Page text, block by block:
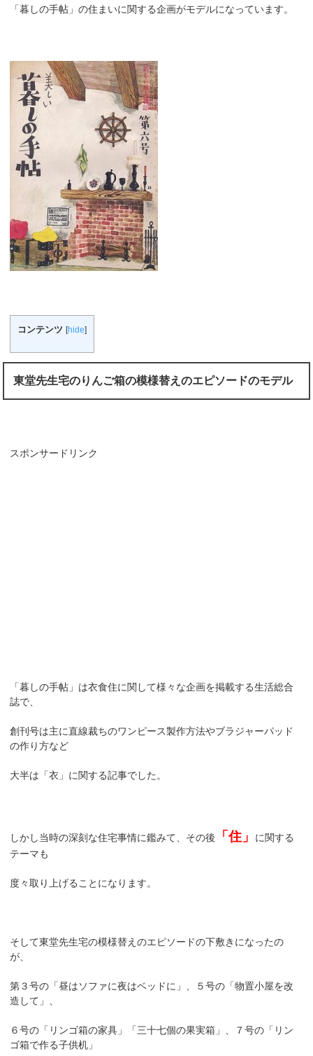
「暮しの手帖」の住まいに関する企画がモデルになっています。
コンテンツ [hide]
東堂先生宅のりんご箱の模様替えのエピソードのモデル
スポンサードリンク
「暮しの手帖」は衣食住に関して様々な企画を掲載する生活総合
誌で、
創刊号は主に直線裁ちのワンピース製作方法やブラジャーパッド
の作り方など
大半は「衣」に関する記事でした。
しかし当時の深刻な住宅事情に鑑みて、その後 「住」
に関する
テーマも
度々取り上げることになります。
そして東堂先生宅の模様替えのエピソードの下敷きになったの
が、
第３号の「昼はソファに夜はベッドに」、５号の「物置小屋を改
造して」、
６号の「リンゴ箱の家具」「三十七個の果実箱」、７号の「リン
ゴ箱で作る子供机」